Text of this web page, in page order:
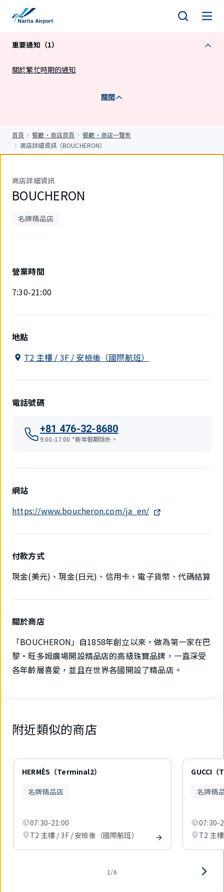
重要通知（1）
關於繁忙時期的通知
關閉
首頁 餐廳・商店首頁
餐廳・商店一覽表
商店詳細資訊（BOUCHERON）
商店詳細資訊
BOUCHERON
名牌精品店
營業時間
7:30-21:00
地點
T2 主樓 / 3F / 安檢後（國際航班）
電話號碼
+81 476-32-8680
9:00-17:00 *新年假期除外。
網站
https://www.boucheron.com/ja_en/
付款方式
現金(美元)、現金(日元)、信用卡、電子貨幣、代碼結算
關於商店
「BOUCHERON」自1858年創立以來，做為第一家在巴
黎・旺多姆廣場開設精品店的高級珠寶品牌，一直深受
各年齡層喜愛，並且在世界各國開設了精品店。
附近類似的商店
HERMÈS（Terminal2）
名牌精品店
07:30-21:00
T2 主樓 / 3F / 安檢後（國際航班）
GUCCI
名牌精
07:30-
T2 主
1/6